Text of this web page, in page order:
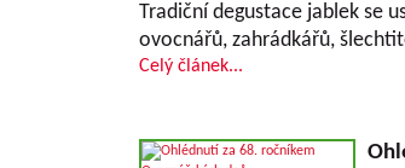
Tradiční degustace jablek se
ovocnářů, zahrádkářů,
Celý článek...